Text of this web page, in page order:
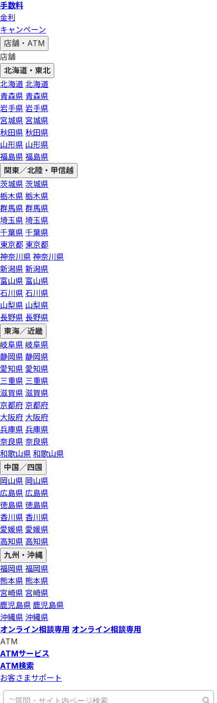
手数料
金利
キャンペーン
店舗・ATM
店舗
北海道・東北
北海道 北海道
青森県 青森県
岩手県 岩手県
宮城県 宮城県
秋田県 秋田県
山形県 山形県
福島県 福島県
関東／北陸・甲信越
茨城県 茨城県
栃木県 栃木県
群馬県 群馬県
埼玉県 埼玉県
千葉県 千葉県
東京都 東京都
神奈川県 神奈川県
新潟県 新潟県
富山県 富山県
石川県 石川県
山梨県 山梨県
長野県 長野県
東海／近畿
岐阜県 岐阜県
静岡県 静岡県
愛知県 愛知県
三重県 三重県
滋賀県 滋賀県
京都府 京都府
大阪府 大阪府
兵庫県 兵庫県
奈良県 奈良県
和歌山県 和歌山県
中国／四国
岡山県 岡山県
広島県 広島県
徳島県 徳島県
香川県 香川県
愛媛県 愛媛県
高知県 高知県
九州・沖縄
福岡県 福岡県
熊本県 熊本県
宮崎県 宮崎県
鹿児島県 鹿児島県
沖縄県 沖縄県
オンライン相談専用 オンライン相談専用
ATM
ATMサービス
ATM検索
お客さまサポート